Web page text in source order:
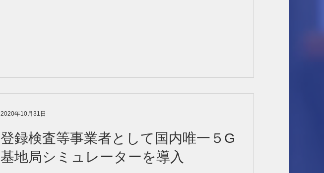
登録検査等事業者として国内唯一５G
基地局シミュレーターを導入
2020年10月31日